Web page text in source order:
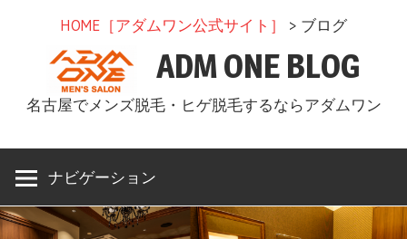
へ
ッ
HOME［アダムワン公式サイト］ > ブログ
ADM ONE BLOG
名古屋でメンズ脱毛・ヒゲ脱毛するならアダムワン
ナビゲーション